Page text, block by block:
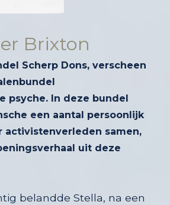
Brixton
Scherp Dons, verscheen
psyche. In deze bundel
een aantal persoonlijk
activistenverleden samen,
uit deze
belandde Stella, na een